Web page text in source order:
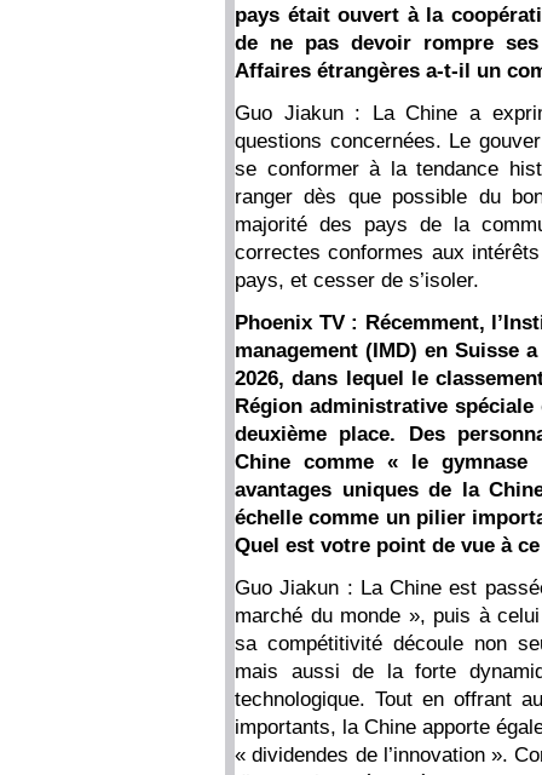
pays était ouvert à la
de ne pas devoir rompre
Affaires étrangères a-t-il un
Guo Jiakun : La Chine a
questions concernées. Le
se conformer à la tendance
ranger dès que possible du
majorité des pays de la
correctes conformes aux
pays, et cesser de s’isoler.
Phoenix TV : Récemment,
management (IMD) en Suisse
2026, dans lequel le
Région administrative
deuxième place. Des
Chine comme « le
avantages uniques de la
échelle comme un pilier
Quel est votre point de vue à
Guo Jiakun : La Chine est
marché du monde », puis à
sa compétitivité découle non
mais aussi de la forte
technologique. Tout en offrant
importants, la Chine apporte
« dividendes de l’innovation ».